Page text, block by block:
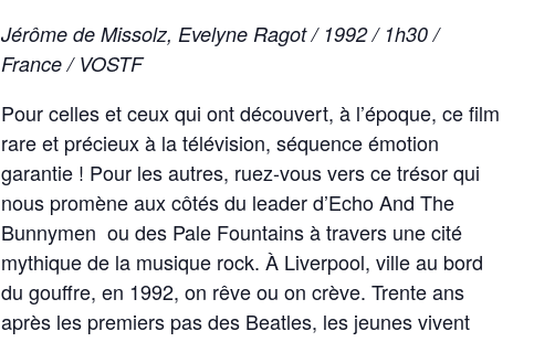
Jérôme de Missolz, Evelyne Ragot / 1992 / 1h30 /
France / VOSTF
Pour celles et ceux qui ont découvert, à l’époque, ce film
rare et précieux à la télévision, séquence émotion
garantie ! Pour les autres, ruez-vous vers ce trésor qui
nous promène aux côtés du leader d’Echo And The
Bunnymen ou des Pale Fountains à travers une cité
mythique de la musique rock. À Liverpool, ville au bord
du gouffre, en 1992, on rêve ou on crève. Trente ans
après les premiers pas des Beatles, les jeunes vivent